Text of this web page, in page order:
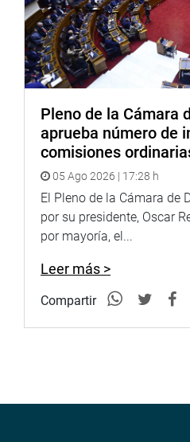
Pleno de la Cámara
aprueba número de
comisiones
05 Ago 2026 | 17:28 h
El Pleno de la Cámara de
por su presidente, Oscar
por mayoría, el...
Leer más >
Compartir